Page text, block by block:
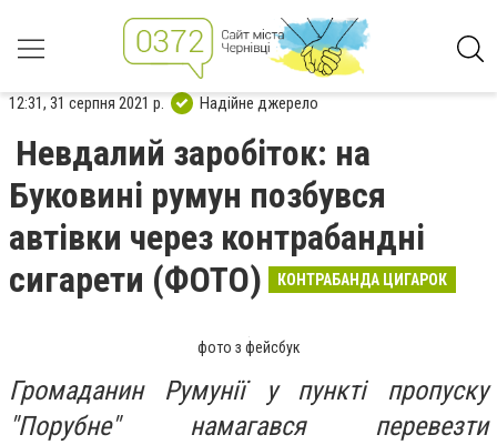
12:31, 31 серпня 2021 р. Надійне джерело
Невдалий заробіток: на
Буковині румун позбувся
автівки через контрабандні
сигарети (ФОТО)
КОНТРАБАНДА ЦИГАРОК
фото з фейсбук
Громаданин Румунії у пункті пропуску
"Порубне" намагався перевезти